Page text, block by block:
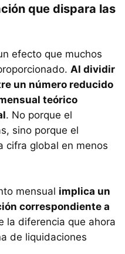
que dispara las
efecto que muchos
Al dividir
un número reducido
teórico
. No porque el
sino porque el
cifra global en menos
mensual implica un
correspondiente a
la diferencia que ahora
de liquidaciones